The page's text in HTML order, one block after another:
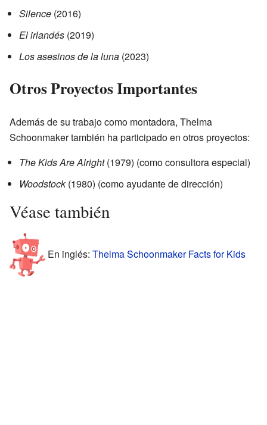
Silence (2016)
El irlandés (2019)
Los asesinos de la luna (2023)
Otros Proyectos Importantes
Además de su trabajo como montadora, Thelma
Schoonmaker también ha participado en otros proyectos:
The Kids Are Alright(1979) (como consultora especial)
Woodstock(1980) (como ayudante de dirección)
Véase también
En inglés: Thelma Schoonmaker Facts for Kids